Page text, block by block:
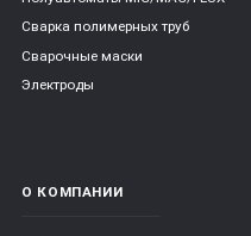
Сварка полимерных труб
Сварочные маски
Электроды
О КОМПАНИИ